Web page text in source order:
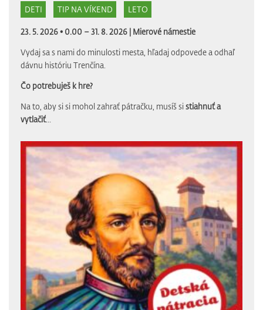
DETI TIP NA VÍKEND LETO
23. 5. 2026 • 0.00 – 31. 8. 2026 | Mierové námestie
Vydaj sa s nami do minulosti mesta, hľadaj odpovede a odhaľ
dávnu históriu Trenčína.
Čo potrebuješ k hre?
Na to, aby si si mohol zahrať pátračku, musíš sistiahnuť a
vytlačiť...